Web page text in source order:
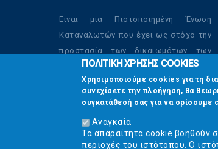
Είναι μία Πιστοποιημένη Ένωση
Καταναλωτών που έχει ως στόχο την
προστασία των δικαιωμάτων των
καταναλωτών και την βελτίωση της
ποιότητας της ζωής τους.
ΠΟΛΙΤΙΚΗ ΧΡΗΣΗΣ COOKIES
Χρησιμοποιούμε cookies για τη
συνεχίσετε την πλοήγηση, θα
συγκατάθεσή σας για να ορίσουμε
Αναγκαία
Τα απαραίτητα cookie βοηθούν
περιοχές του ιστότοπου. Ο